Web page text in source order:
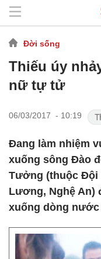
Đời sống
Thiếu úy
nữ tự tử
06/03/2017 - 10:19
Đang làm nhiệm
xuống sông Đào
Tưởng (thuộc Đội
Lương, Nghệ An)
xuống dòng